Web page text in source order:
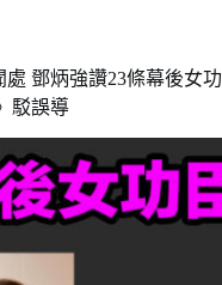
鄧炳強讚23條幕後女功
駁誤導